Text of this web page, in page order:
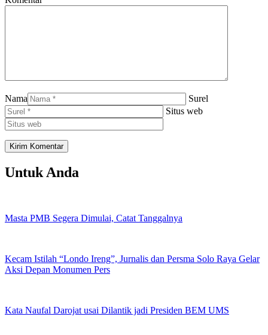
Nama
Surel
Situs web
Untuk Anda
Masta PMB Segera Dimulai, Catat Tanggalnya
Kecam Istilah “Londo Ireng”, Jurnalis dan Persma Solo Raya Gelar
Aksi Depan Monumen Pers
Kata Naufal Darojat usai Dilantik jadi Presiden BEM UMS